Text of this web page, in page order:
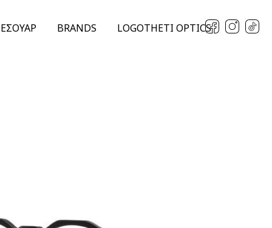
BRANDS LOGOTHETI OPTICS